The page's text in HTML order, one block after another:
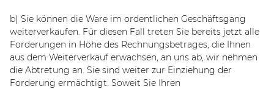
b) Sie können die Ware im ordentlichen Geschäftsgang
weiterverkaufen. Für diesen Fall treten Sie bereits jetzt alle
Forderungen in Höhe des Rechnungsbetrages, die Ihnen
aus dem Weiterverkauf erwachsen, an uns ab, wir nehmen
die Abtretung an. Sie sind weiter zur Einziehung der
Forderung ermächtigt. Soweit Sie Ihren